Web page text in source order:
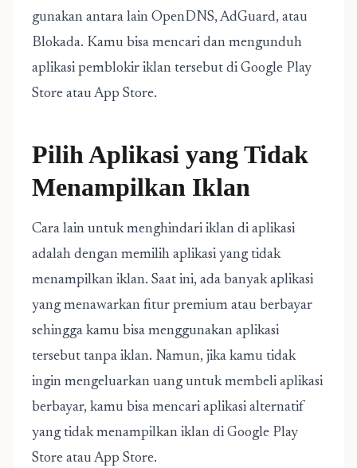
gunakan antara lain OpenDNS, AdGuard, atau
Blokada. Kamu bisa mencari dan mengunduh
aplikasi pemblokir iklan tersebut di Google Play
Store atau App Store.
Pilih Aplikasi yang Tidak
Menampilkan Iklan
Cara lain untuk menghindari iklan di aplikasi
adalah dengan memilih aplikasi yang tidak
menampilkan iklan. Saat ini, ada banyak aplikasi
yang menawarkan fitur premium atau berbayar
sehingga kamu bisa menggunakan aplikasi
tersebut tanpa iklan. Namun, jika kamu tidak
ingin mengeluarkan uang untuk membeli aplikasi
berbayar, kamu bisa mencari aplikasi alternatif
yang tidak menampilkan iklan di Google Play
Store atau App Store.